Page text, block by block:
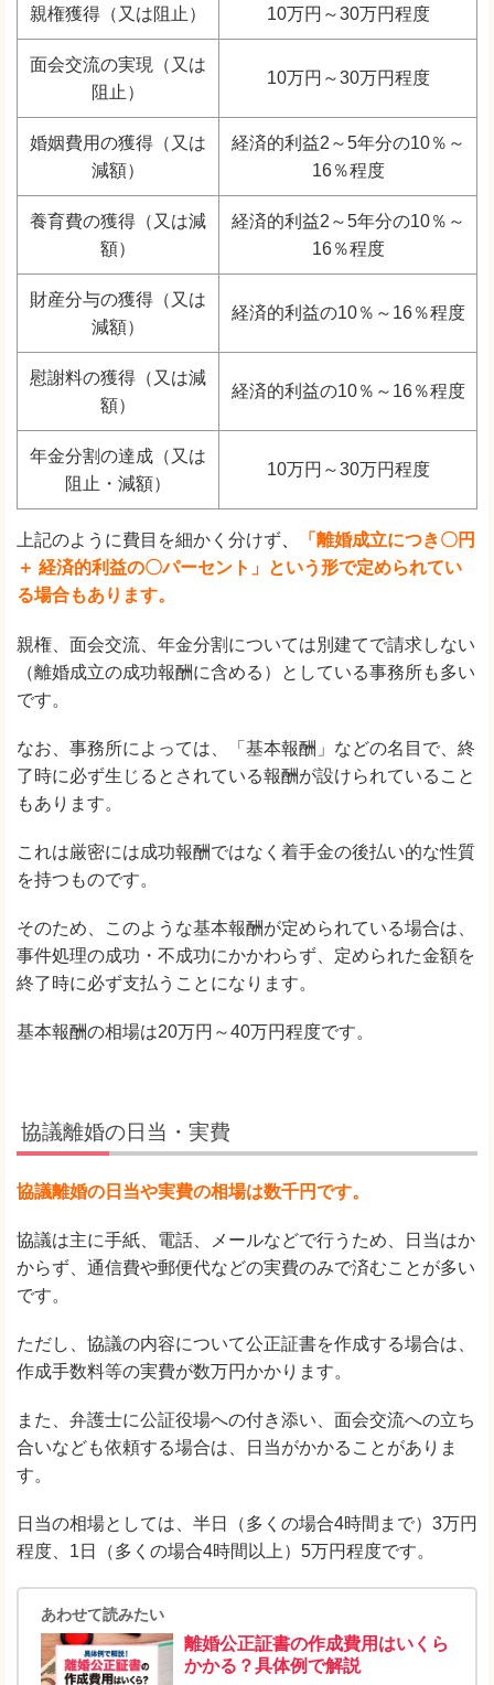
親権獲得（又は阻止） 10万円～30万円程度
面会交流の実現（又は
阻止）
10万円～30万円程度
婚姻費用の獲得（又は
減額）
経済的利益2～5年分の10％～
16％程度
養育費の獲得（又は減
額）
経済的利益2～5年分の10％～
16％程度
財産分与の獲得（又は
減額）
経済的利益の10％～16％程度
慰謝料の獲得（又は減
額）
経済的利益の10％～16％程度
年金分割の達成（又は
阻止・減額）
10万円～30万円程度
上記のように費目を細かく分けず
「離婚成立につき〇円
＋ 経済的利益の〇パーセント」という形で定められてい
る場合もあります。
親権、面会交流、年金分割については別建てで請求しない
（離婚成立の成功報酬に含める）としている事務所も多い
です。
なお、事務所によっては、「基本報酬」などの名目で、終
了時に必ず生じるとされている報酬が設けられていること
もあります。
これは厳密には成功報酬ではなく着手金の後払い的な性質
を持つものです。
そのため、このような基本報酬が定められている場合は、
事件処理の成功・不成功にかかわらず、定められた金額を
終了時に必ず支払うことになります。
基本報酬の相場は20万円～40万円程度です。
協議離婚の日当・実費
協議離婚の日当や実費の相場は数千円です。
協議は主に手紙、電話、メールなどで行うため、日当はか
からず、通信費や郵便代などの実費のみで済むことが多い
です。
ただし、協議の内容について公正証書を作成する場合は、
作成手数料等の実費が数万円かかります。
また、弁護士に公証役場への付き添い、面会交流への立ち
合いなども依頼する場合は、日当がかかることがありま
す。
日当の相場としては、半日（多くの場合4時間まで）3万円
程度、1日（多くの場合4時間以上）5万円程度です。
あわせて読みたい
離婚公正証書の作成費用はいくら
かかる？具体例で解説